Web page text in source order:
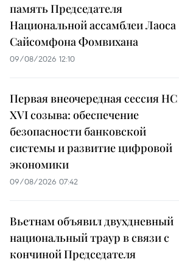
память Председателя
Национальной ассамблеи Лаоса
Сайсомфона Фомвихана
09/08/2026 12:10
Первая внеочередная сессия НС
XVI созыва: обеспечение
безопасности банковской
системы и развитие цифровой
экономики
09/08/2026 07:42
Вьетнам объявил двухдневный
национальный траур в связи с
кончиной Председателя